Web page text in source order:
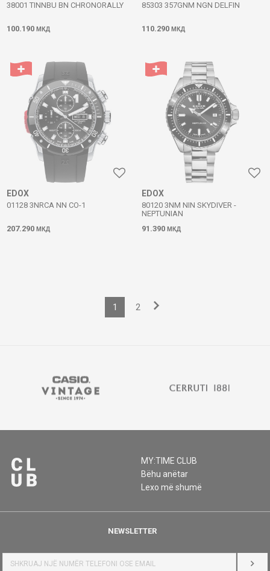
38001 TINNBU BN CHRONORALLY
100.190 МКД
85303 357GNM NGN DELFIN
110.290 МКД
EDOX
01128 3NRCA NN CO-1
207.290 МКД
EDOX
80120 3NM NIN SKYDIVER -
NEPTUNIAN
91.390 МКД
1 2
MY:TIME CLUB
Bëhu anëtar
Lexo më shumë
NEWSLETTER
HYR